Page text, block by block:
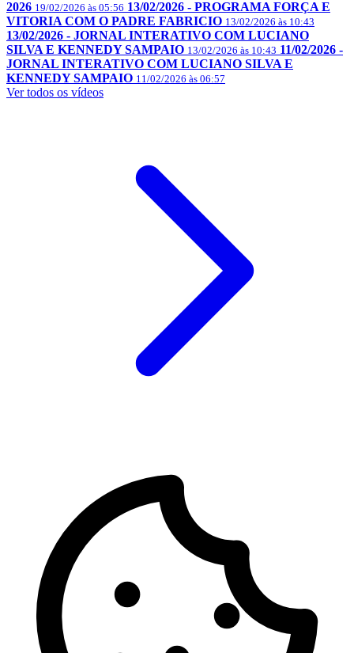
2026 19/02/2026 às 05:56 13/02/2026 - PROGRAMA FORÇA E
VITORIA COM O PADRE FABRICIO 13/02/2026 às 10:43
13/02/2026 - JORNAL INTERATIVO COM LUCIANO
SILVA E KENNEDY SAMPAIO 13/02/2026 às 10:43 11/02/2026 -
JORNAL INTERATIVO COM LUCIANO SILVA E
KENNEDY SAMPAIO 11/02/2026 às 06:57
Ver todos os vídeos